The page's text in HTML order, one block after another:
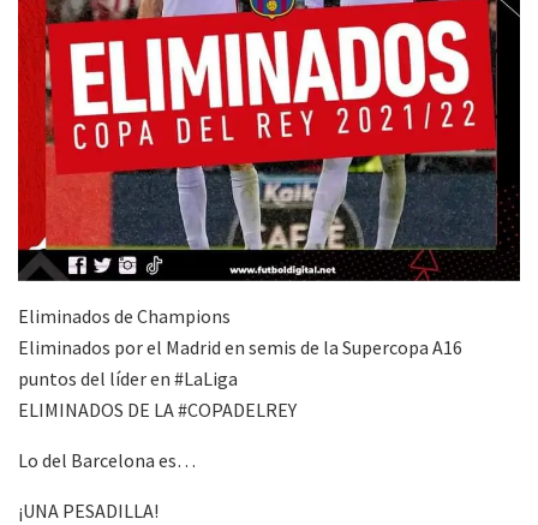
Eliminados de Champions
Eliminados por el Madrid en semis de la Supercopa A16
puntos del líder en #LaLiga
ELIMINADOS DE LA #COPADELREY
Lo del Barcelona es…
¡UNA PESADILLA!